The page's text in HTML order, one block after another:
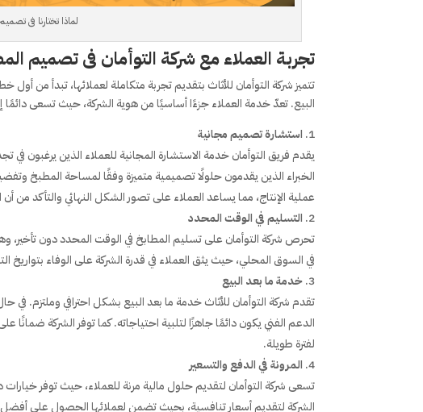
لماذا تختارنا فى
تجربة العملاء مع شركة التوأمان فى تصميم
تتميز شركة التوأمان للأثاث بتقديم تجربة متكاملة لعملائها، تبدأ من
البيع. تعدّ خدمة العملاء جزءًا أساسيًا من هوية الشركة، حيث تسعى
استشارة تصميم مجانية
يقدم فريق التوأمان خدمة الاستشارة المجانية للعملاء الذين يرغبون
الخبراء الذين يقدمون حلولًا تصميمية متميزة وفقًا لمساحة المطبخ
عملية الإنتاج، مما يساعد العملاء على تصور الشكل النهائي والتأكد من
التسليم في الوقت المحدد
تحرص شركة التوأمان على تسليم المطابخ في الوقت المحدد دون تأخير،
في السوق المحلي، حيث يثق العملاء في قدرة الشركة على الوفاء بتواريخ
خدمة ما بعد البيع
تقدم شركة التوأمان للأثاث خدمة ما بعد البيع بشكل احترافي وملتزم. في
الدعم الفني يكون دائمًا جاهزًا لتلبية احتياجاته. كما توفر الشركة
لفترة طويلة.
المرونة في الدفع والتسعير
تسعى شركة التوأمان لتقديم حلول مالية مرنة للعملاء، حيث توفر
الشركة لتقديم أسعار تنافسية، بحيث تضمن لعملائها الحصول على